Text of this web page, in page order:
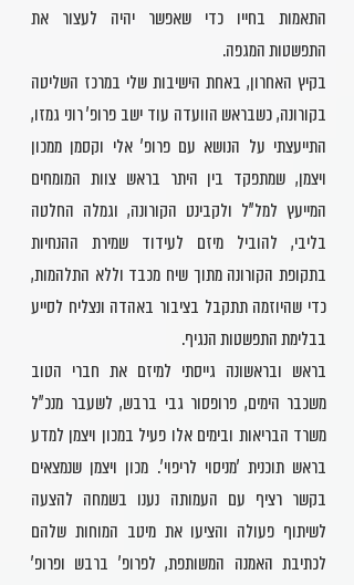
התאמות בחייו כדי שאפשר יהיה לעצור את
התפשטות המגפה.
בקיץ האחרון, באחת הישיבות שלי במרכז השליטה
בקורונה, כשבראש הוועדה עוד ישב פרופ' רוני גמזו,
התייעצתי על הנושא עם פרופ' אלי וקסמן ממכון
ויצמן, שמתפקד בין היתר בראש צוות המומחים
המייעץ למל"ל ולקבינט הקורונה, וגמלה החלטה
בליבי, להוביל מיזם לעידוד שמירת ההנחיות
בתקופת הקורונה מתוך שיח מכבד וללא התלהמות,
כדי שהיוזמה תתקבל בציבור באהדה ונצליח לסייע
בבלימת התפשטות הנגיף.
בראש ובראשונה גייסתי למיזם את חברי הטוב
משכבר הימים, פרופסור גבי ברבש, לשעבר מנכ"ל
משרד הבריאות ובימים אלו פעיל במכון ויצמן למדע
בראש תוכנית 'מניסוי לריפוי'. מכון ויצמן שנמצאים
בקשר רציף עם העמותה נענו בשמחה להצעה
לשיתוף פעולה והציעו את מיטב המוחות שלהם
לכתיבת האמנה המשותפת, לפרופ' ברבש ופרופ'